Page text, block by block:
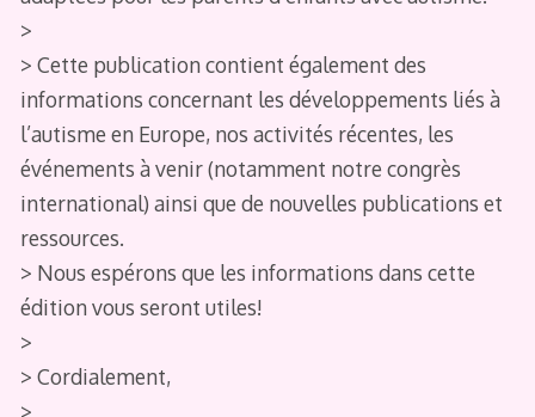
>
> Cette publication contient également des
informations concernant les développements liés à
l’autisme en Europe, nos activités récentes, les
événements à venir (notamment notre congrès
international) ainsi que de nouvelles publications et
ressources.
> Nous espérons que les informations dans cette
édition vous seront utiles!
>
> Cordialement,
>